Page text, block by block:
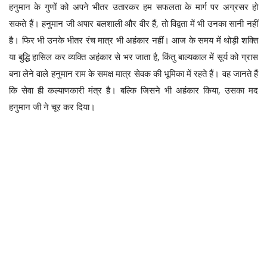
हनुमान के गुणों को अपने भीतर उतारकर हम सफलता के मार्ग पर अग्रसर हो
सकते हैं। हनुमान जी अपार बलशाली और वीर हैं, तो विद्वता में भी उनका सानी नहीं
है। फिर भी उनके भीतर रंच मात्र भी अहंकार नहीं। आज के समय में थोड़ी शक्ति
या बुद्धि हासिल कर व्यक्ति अहंकार से भर जाता है, किंतु बाल्यकाल में सूर्य को ग्रास
बना लेने वाले हनुमान राम के समक्ष मात्र सेवक की भूमिका में रहते हैं। वह जानते हैं
कि सेवा ही कल्याणकारी मंत्र है। बल्कि जिसने भी अहंकार किया, उसका मद
हनुमान जी ने चूर कर दिया।